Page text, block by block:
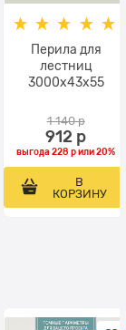
Перила для
лестниц
3000х43х55
1 140 р
912 р
выгода228 рили20%
В
КОРЗИНУ